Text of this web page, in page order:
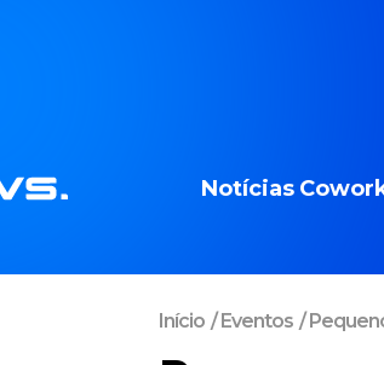
Notícias
Início /Eventos /